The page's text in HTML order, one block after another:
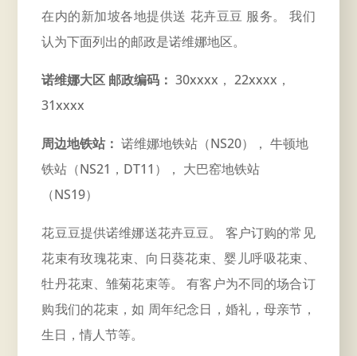
在内的新加坡各地提供送 花卉豆豆 服务。 我们
认为下面列出的邮政是诺维娜地区。
诺维娜大区 邮政编码： 30xxxx， 22xxxx，
31xxxx
周边地铁站： 诺维娜地铁站（NS20）， 牛顿地
铁站（NS21，DT11）， 大巴窑地铁站
（NS19）
花豆豆提供诺维娜送花卉豆豆。 客户订购的常见
花束有玫瑰花束、向日葵花束、婴儿呼吸花束、
牡丹花束、雏菊花束等。 有客户为不同的场合订
购我们的花束，如 周年纪念日，婚礼，母亲节，
生日，情人节等。